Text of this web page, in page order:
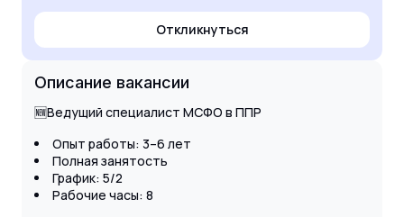
Откликнуться
Описание вакансии
🆕Ведущий специалист МСФО в ППР
Опыт работы: 3–6 лет
Полная занятость
График: 5/2
Рабочие часы: 8